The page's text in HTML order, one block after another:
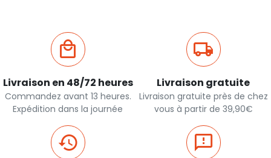
Livraison en 48/72 heures
Commandez avant 13 heures.
Expédition dans la journée
Livraison gratuite
Livraison gratuite près de chez
vous à partir de 39,90€